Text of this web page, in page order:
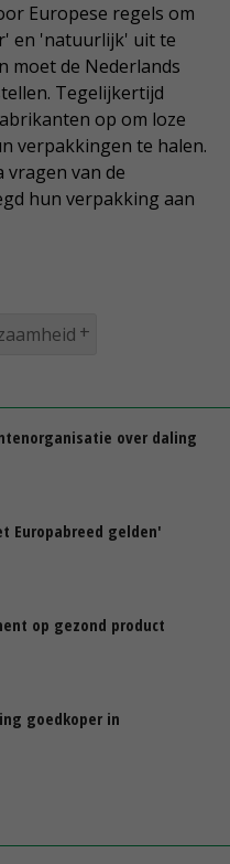
Europese regels om
en 'natuurlijk' uit te
moet de Nederlands
Tegelijkertijd
op om loze
verpakkingen te halen.
van de
hun verpakking aan
over daling
Europabreed gelden'
op gezond product
goedkoper in